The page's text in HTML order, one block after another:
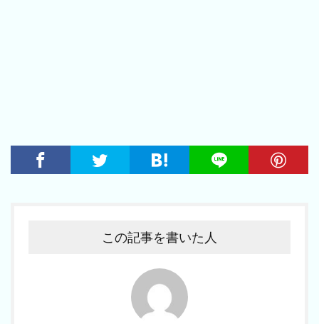
この記事を書いた人